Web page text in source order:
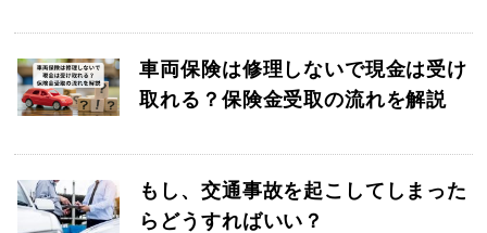
車両保険は修理しないで現金は受け
取れる？保険金受取の流れを解説
もし、交通事故を起こしてしまった
らどうすればいい？